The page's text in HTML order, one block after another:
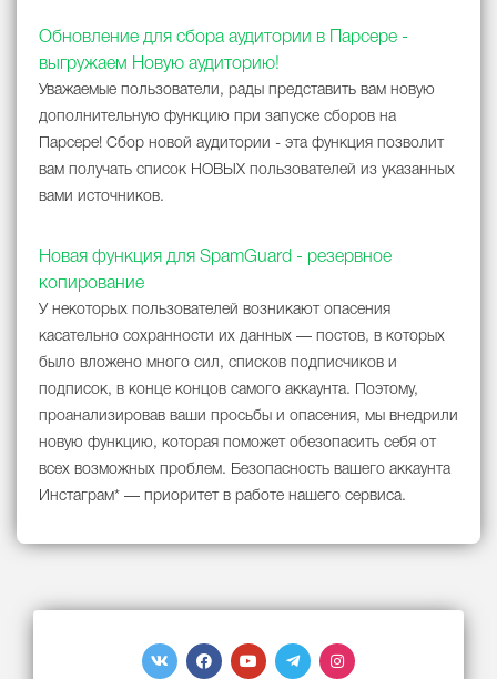
Обновление для сбора аудитории в Парсере -
выгружаем Новую аудиторию!
Уважаемые пользователи, рады представить вам новую
дополнительную функцию при запуске сборов на
Парсере! Сбор новой аудитории - эта функция позволит
вам получать список НОВЫХ пользователей из указанных
вами источников.
Новая функция для SpamGuard - резервное
копирование
У некоторых пользователей возникают опасения
касательно сохранности их данных — постов, в которых
было вложено много сил, списков подписчиков и
подписок, в конце концов самого аккаунта. Поэтому,
проанализировав ваши просьбы и опасения, мы внедрили
новую функцию, которая поможет обезопасить себя от
всех возможных проблем. Безопасность вашего аккаунта
Инстаграм* — приоритет в работе нашего сервиса.